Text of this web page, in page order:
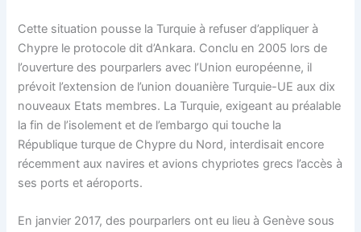
Cette situation pousse la Turquie à refuser d’appliquer à
Chypre le protocole dit d’Ankara. Conclu en 2005 lors de
l’ouverture des pourparlers avec l’Union européenne, il
prévoit l’extension de l’union douanière Turquie-UE aux dix
nouveaux Etats membres. La Turquie, exigeant au préalable
la fin de l’isolement et de l’embargo qui touche la
République turque de Chypre du Nord, interdisait encore
récemment aux navires et avions chypriotes grecs l’accès à
ses ports et aéroports.
En janvier 2017, des pourparlers ont eu lieu à Genève sous